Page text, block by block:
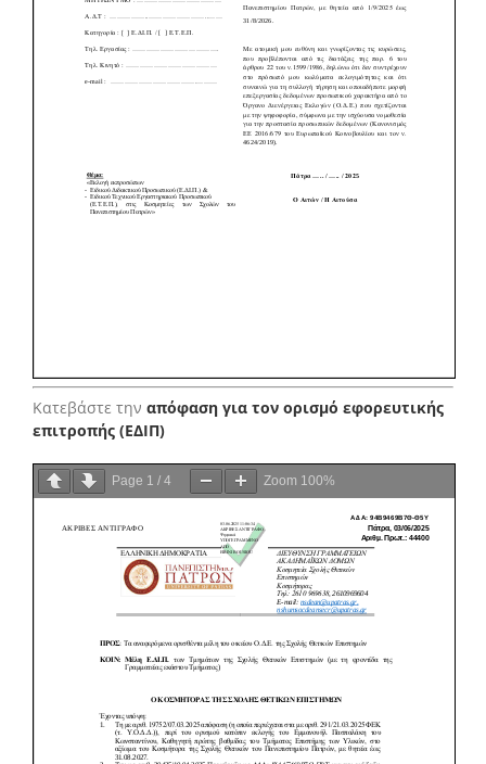
Κατεβάστε την απόφαση για τον ορισμό εφορευτικής
επιτροπής (ΕΔΙΠ)
Page 1 / 4 Zoom 100%